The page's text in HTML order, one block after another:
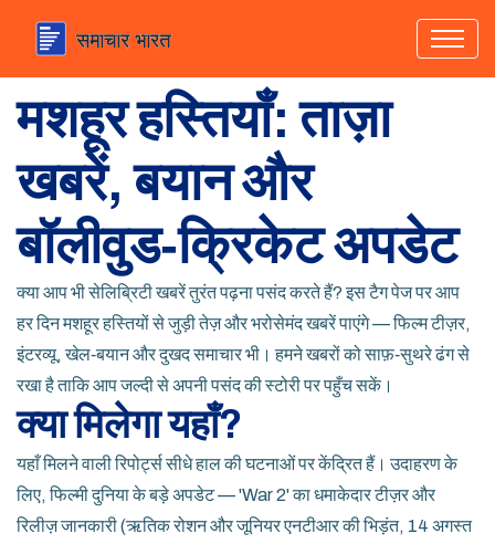
मशहूर हस्तियाँ: ताज़ा
खबरें, बयान और
बॉलीवुड‑क्रिकेट अपडेट
क्या आप भी सेलिब्रिटी खबरें तुरंत पढ़ना पसंद करते हैं? इस टैग पेज पर आप
हर दिन मशहूर हस्तियों से जुड़ी तेज़ और भरोसेमंद खबरें पाएंगे — फिल्म टीज़र,
इंटरव्यू, खेल‑बयान और दुखद समाचार भी। हमने खबरों को साफ़‑सुथरे ढंग से
रखा है ताकि आप जल्दी से अपनी पसंद की स्टोरी पर पहुँच सकें।
क्या मिलेगा यहाँ?
यहाँ मिलने वाली रिपोर्ट्स सीधे हाल की घटनाओं पर केंद्रित हैं। उदाहरण के
लिए, फिल्मी दुनिया के बड़े अपडेट — 'War 2' का धमाकेदार टीज़र और
रिलीज़ जानकारी (ऋतिक रोशन और जूनियर एनटीआर की भिड़ंत, 14 अगस्त